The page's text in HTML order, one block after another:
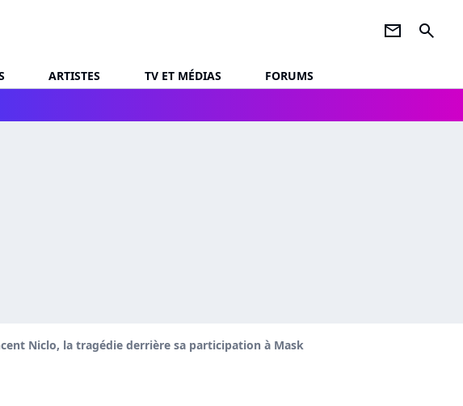
newsletter search
ARTISTES TV ET MÉDIAS
FORUMS
Niclo, la tragédie derrière sa participation à Mask